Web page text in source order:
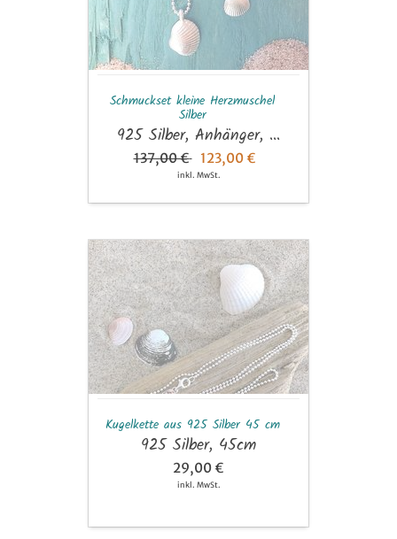
Schmuckset kleine Herzmuschel
Silber
925 Silber, Anhänger, ...
137,00 € 123,00 €
inkl. MwSt.
Kugelkette
aus
925
Silber
45
cm
Kugelkette aus 925 Silber 45 cm
925 Silber, 45cm
29,00 €
inkl. MwSt.